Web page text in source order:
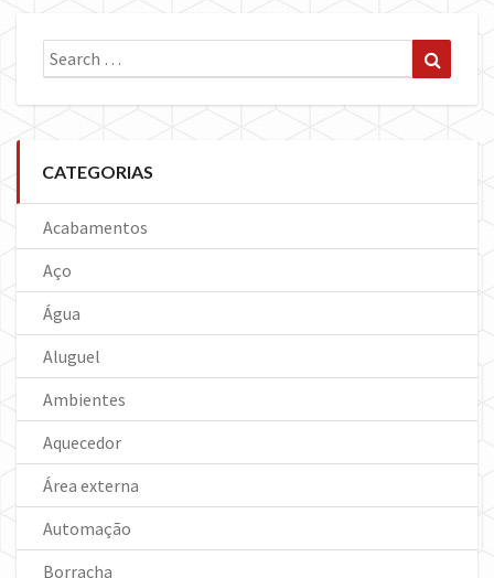
Search
for:
CATEGORIAS
Acabamentos
Aço
Água
Aluguel
Ambientes
Aquecedor
Área externa
Automação
Borracha